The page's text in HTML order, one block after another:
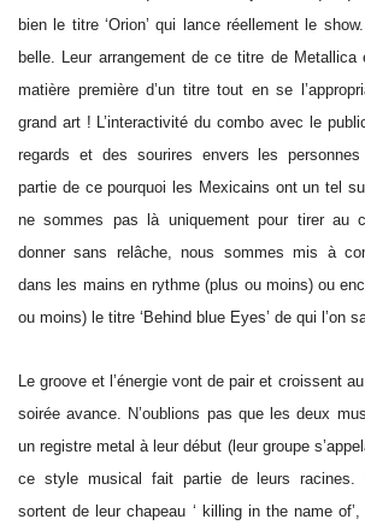
bien le titre ‘Orion’ qui lance réellement le
belle. Leur arrangement de ce titre de
matière première d’un titre tout en se
grand art ! L’interactivité du combo avec le
regards et des sourires envers les
partie de ce pourquoi les Mexicains ont un tel
ne sommes pas là uniquement pour tirer au
donner sans relâche, nous sommes mis à
dans les mains en rythme (plus ou moins) ou
ou moins) le titre ‘Behind blue Eyes’ de qui l’on
Le groove et l’énergie vont de pair et croissent
soirée avance. N’oublions pas que les deux
un registre metal à leur début (leur groupe
ce style musical fait partie de leurs racines.
sortent de leur chapeau ‘ killing in the name